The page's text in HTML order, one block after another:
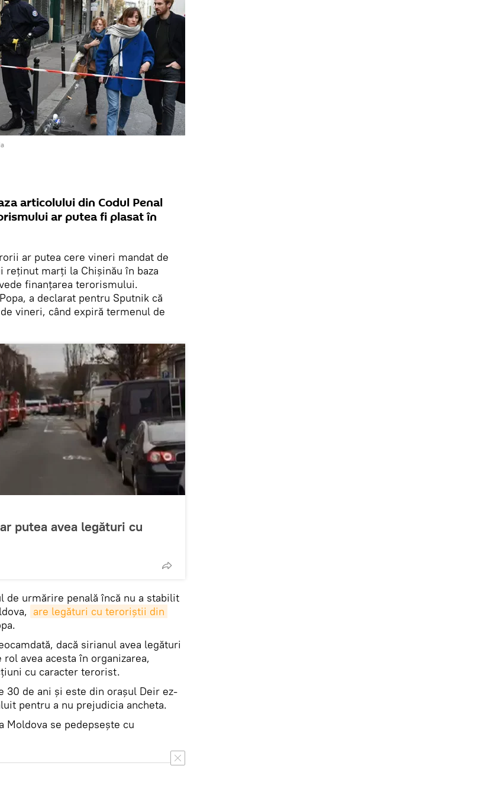
articolului din Codul Penal
ar putea fi plasat în
ar putea cere vineri mandat de
marţi la Chişinău în baza
finanţarea terorismului.
a declarat pentru Sputnik că
vineri, când expiră termenul de
putea avea legături cu
de urmărire penală încă nu a stabilit
are legături cu teroriştii din
dacă sirianul avea legături
avea acesta în organizarea,
cu caracter terorist.
30 de ani şi este din oraşul Deir ez-
pentru a nu prejudicia ancheta.
Moldova se pedepseşte cu